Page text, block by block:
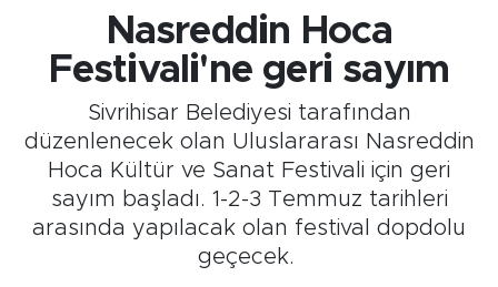
Nasreddin Hoca
Festivali'ne geri sayım
Sivrihisar Belediyesi tarafından
düzenlenecek olan Uluslararası Nasreddin
Hoca Kültür ve Sanat Festivali için geri
sayım başladı. 1-2-3 Temmuz tarihleri
arasında yapılacak olan festival dopdolu
geçecek.
Gündem
Eskişehirspor
Spor
Sağlık
Eskişehir Trafik Yoğunluk Haritası
Süper Lig Puan Durumu ve Fikstür
Tüm Manşetler
Son Dakika Haberleri